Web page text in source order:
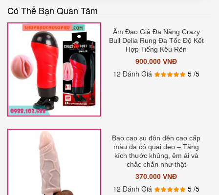
Có Thể Bạn Quan Tâm
Âm Đạo Giả Đa Năng Crazy
Bull Delia Rung Đa Tốc Độ Kết
Hợp Tiếng Kêu Rên
900.000 VNĐ
12 Đánh Giá 5/5
Bao cao su đôn dên cao cấp
màu da có quai đeo – Tăng
kích thước khủng, êm ái và
chắc chắn như thật
370.000 VNĐ
12 Đánh Giá 5/5